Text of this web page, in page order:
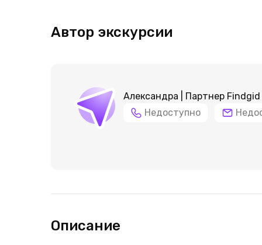
Автор экскурсии
Александра | Партнер Findgid
Недоступно
Описание